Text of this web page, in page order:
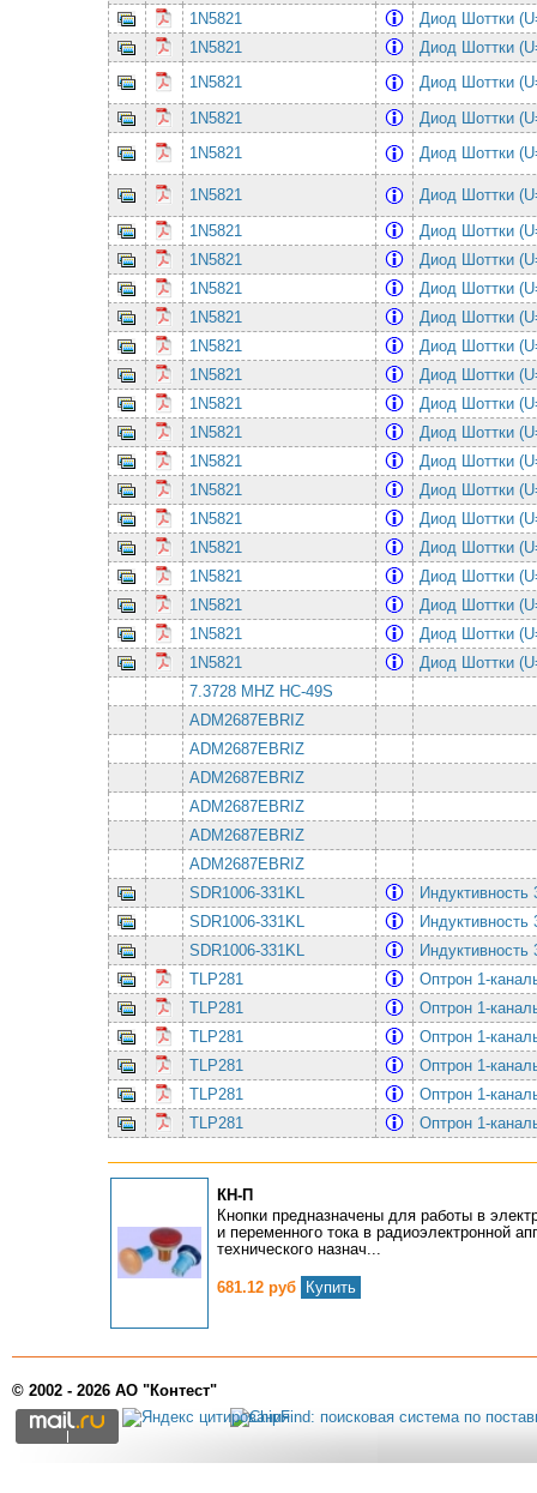
1N5821
Диод Шоттки
1N5821
Диод Шоттки
1N5821
Диод Шоттки
1N5821
Диод Шоттки
1N5821
Диод Шоттки
1N5821
Диод Шоттки
1N5821
Диод Шоттки
1N5821
Диод Шоттки
1N5821
Диод Шоттки
1N5821
Диод Шоттки
1N5821
Диод Шоттки
1N5821
Диод Шоттки
1N5821
Диод Шоттки
1N5821
Диод Шоттки
1N5821
Диод Шоттки
1N5821
Диод Шоттки
1N5821
Диод Шоттки
1N5821
Диод Шоттки
1N5821
Диод Шоттки
1N5821
Диод Шоттки
1N5821
Диод Шоттки
1N5821
Диод Шоттки
7.3728 MHZ HC-49S
ADM2687EBRIZ
ADM2687EBRIZ
ADM2687EBRIZ
ADM2687EBRIZ
ADM2687EBRIZ
ADM2687EBRIZ
SDR1006-331KL
SDR1006-331KL
SDR1006-331KL
TLP281
Оптрон 1-
TLP281
Оптрон 1-
TLP281
Оптрон 1-
TLP281
Оптрон 1-
TLP281
Оптрон 1-
TLP281
Оптрон 1-
КН-П
Кнопки предназначены для работы в
и переменного тока в радиоэлектронной
технического назнач...
681.12 руб Купить
© 2002 - 2026 АО "Контест"